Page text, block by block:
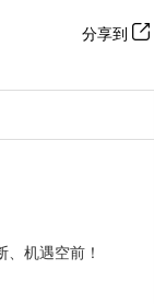
分享到
机遇空前！